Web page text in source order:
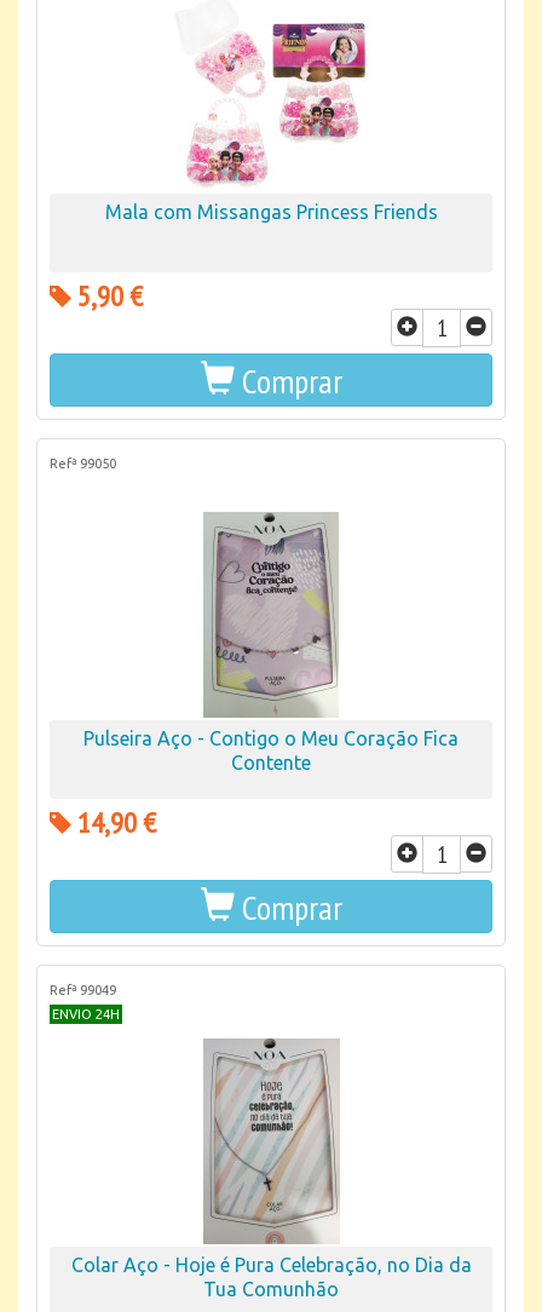
Mala com Missangas Princess Friends
5,90 €
Comprar
Refª 99050
Pulseira Aço - Contigo o Meu Coração Fica
Contente
14,90 €
Comprar
Refª 99049
ENVIO 24H
Colar Aço - Hoje é Pura Celebração, no Dia da
Tua Comunhão